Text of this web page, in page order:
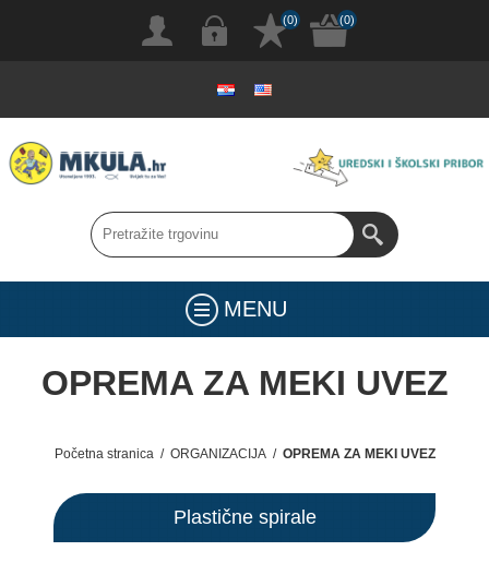
(0) (0)
MENU
OPREMA ZA MEKI UVEZ
Početna stranica / ORGANIZACIJA / OPREMA ZA MEKI UVEZ
Plastične spirale